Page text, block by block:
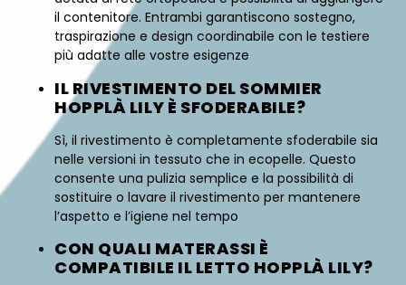
il contenitore. Entrambi garantiscono sostegno,
traspirazione e design coordinabile con le testiere
più adatte alle vostre esigenze
IL RIVESTIMENTO DEL SOMMIER
HOPPLÀ LILY È SFODERABILE?
Sì, il rivestimento è completamente sfoderabile sia
nelle versioni in tessuto che in ecopelle. Questo
consente una pulizia semplice e la possibilità di
sostituire o lavare il rivestimento per mantenere
l’aspetto e l’igiene nel tempo
CON QUALI MATERASSI È
COMPATIBILE IL LETTO HOPPLÀ LILY?